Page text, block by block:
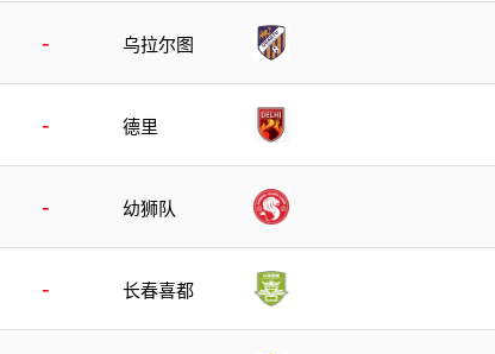
- 乌拉尔图
- 德里
- 幼狮队
- 长春喜都